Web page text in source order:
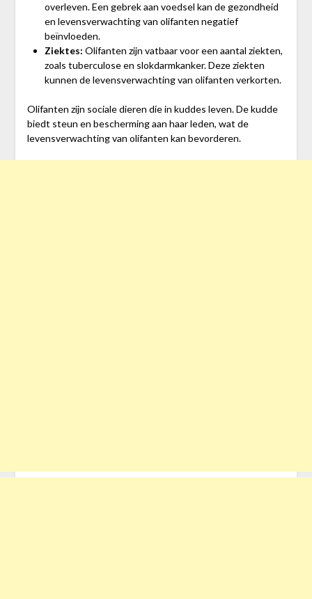
overleven. Een gebrek aan voedsel kan de gezondheid
en levensverwachting van olifanten negatief
beïnvloeden.
Ziektes: Olifanten zijn vatbaar voor een aantal ziekten,
zoals tuberculose en slokdarmkanker. Deze ziekten
kunnen de levensverwachting van olifanten verkorten.
Olifanten zijn sociale dieren die in kuddes leven. De kudde
biedt steun en bescherming aan haar leden, wat de
levensverwachting van olifanten kan bevorderen.